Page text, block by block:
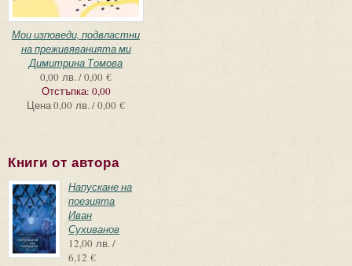
Мои изповеди, подвластни
на преживяванията ми
Димитрина Томова
0,00 лв. / 0,00 €
Отстъпка: 0,00
Цена0,00 лв. / 0,00 €
Книги от автора
Напускане на
поезията
Иван
Сухиванов
12,00 лв. /
6,12 €